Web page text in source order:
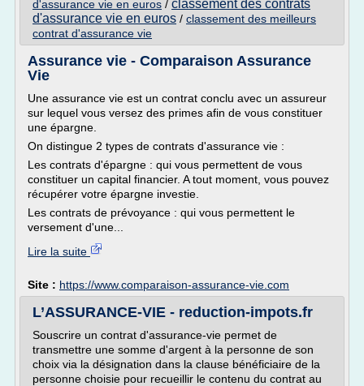
d'assurance vie en euros / classement des contrats
d'assurance vie en euros / classement des meilleurs
contrat d'assurance vie
Assurance vie - Comparaison Assurance
Vie
Une assurance vie est un contrat conclu avec un assureur
sur lequel vous versez des primes afin de vous constituer
une épargne.
On distingue 2 types de contrats d'assurance vie :
Les contrats d'épargne : qui vous permettent de vous
constituer un capital financier. A tout moment, vous pouvez
récupérer votre épargne investie.
Les contrats de prévoyance : qui vous permettent le
versement d'une...
Lire la suite
Site : https://www.comparaison-assurance-vie.com
L’ASSURANCE-VIE - reduction-impots.fr
Souscrire un contrat d'assurance-vie permet de
transmettre une somme d'argent à la personne de son
choix via la désignation dans la clause bénéficiaire de la
personne choisie pour recueillir le contenu du contrat au